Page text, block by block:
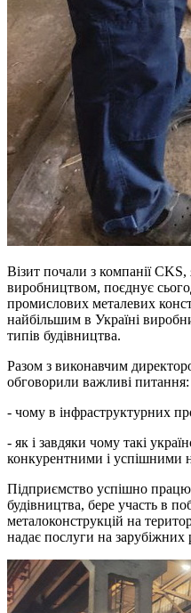
Візит почали з компанії
виробництвом, поєднує
промислових металевих
найбільшим в Україні
типів будівництва.
Разом з виконавчим
обговорили важливі питання:
- чому в інфраструктурних
- як і завдяки чому такі
конкурентними і успішними
Підприємство успішно
будівництва, бере участь в
металоконструкцій на
надає послуги на зарубіжних